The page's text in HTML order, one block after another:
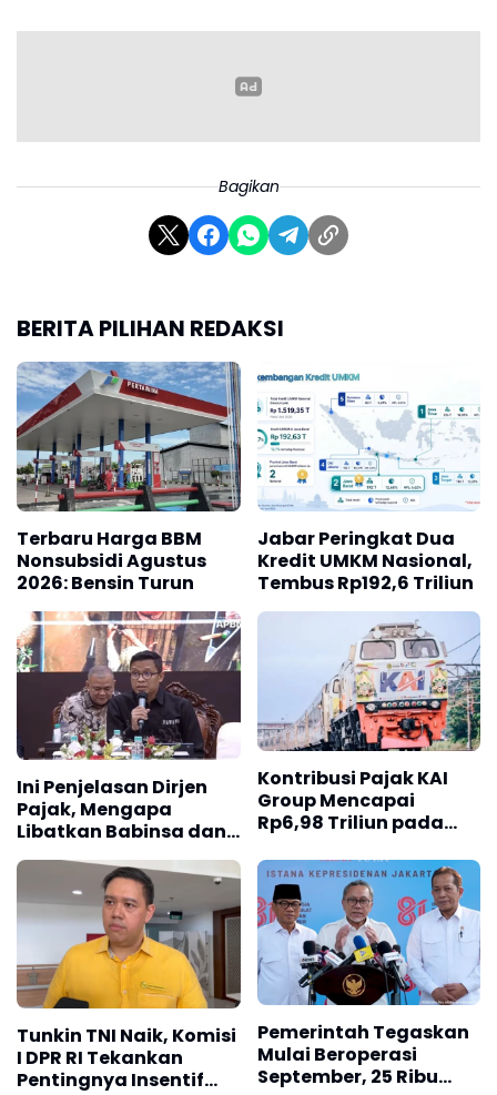
Ia menambahkan, UMKM membutuhkan dukungan
dan prasarana yang memadai, sehingga mereka
mampu berkembang dan bertahan menghadapi
Pria yang disapa Cak Imin ini menilai jika sektor UMKM
merupakan penopan ekonomi keluarga sekaligus
memiliki daya tahan kuat saat krisis.
Muhaimin menegaskan, program Pasar 1001 Malam
diharapkan dapat digelar di berbagai daerah di
Indonesia, dari Aceh hingga Papua, sebagai upaya
memperkuat ekonomi masyarakat melalui UMKM.
“Ini baru pemantik. Ke depan kami harapkan Pasar
1001 Malam bisa hadir di banyak titik di seluruh
Indonesia dengan durasi yang lebih
Bagikan
BERITA PILIHAN REDAKSI
Terbaru Harga BBM
Nonsubsidi Agustus
2026: Bensin Turun
Jabar Peringkat Dua
Kredit UMKM Nasional,
Tembus Rp192,6 Triliun
Ini Penjelasan Dirjen
Pajak, Mengapa
Libatkan Babinsa dan
Bhabinkamtibmas
Kontribusi Pajak KAI
Group Mencapai
Rp6,98 Triliun pada
Tunkin TNI Naik, Komisi
I DPR RI Tekankan
Pentingnya Insentif
Pemerintah Tegaskan
Mulai Beroperasi
September, 25 Ribu